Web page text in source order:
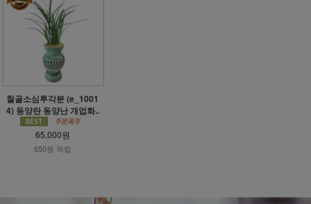
철골소심투각분 (e_1001
4) 동양란 동양난 개업화..
65,000원
650원 적립